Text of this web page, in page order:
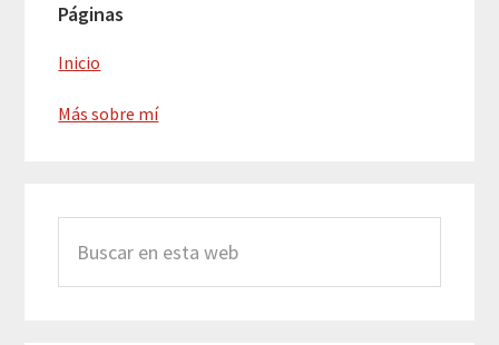
lateral
principal
Páginas
Inicio
Más sobre mí
esta